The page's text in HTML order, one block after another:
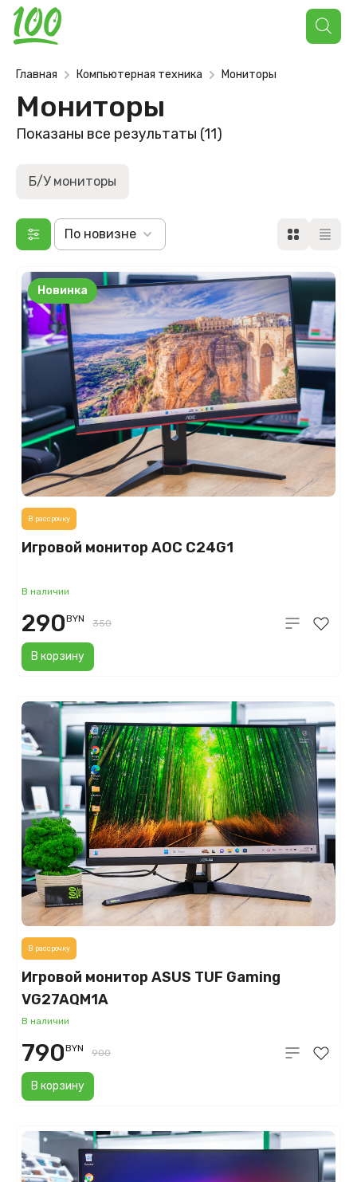
Поиск
товаров
Главная Компьютерная техника Мониторы
Мониторы
Показаны все результаты (11)
Б/У мониторы
По новизне
Новинка
Игровой монитор AOC C24G1
В наличии
В корзину
В рассрочку
290BYN 350
Игровой монитор ASUS TUF Gaming
VG27AQM1A
В наличии
В корзину
В рассрочку
790BYN 900